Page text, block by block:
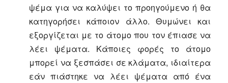
ψέμα για να καλύψει το προηγούμενο ή θα
κατηγορήσει κάποιον άλλο. Θυμώνει και
εξοργίζεται με το άτομο που τον έπιασε να
λέει ψέματα. Κάποιες φορές το άτομο
μπορεί να ξεσπάσει σε κλάματα, ιδιαίτερα
εάν πιάστηκε να λέει ψέματα από ένα